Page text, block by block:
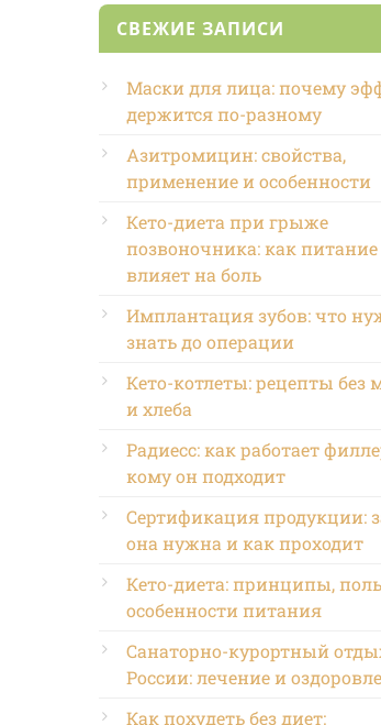
СВЕЖИЕ ЗАПИСИ
Маски для лица: почему
держится по-разному
Азитромицин: свойства,
применение и особенности
Кето-диета при грыже
позвоночника: как питание
влияет на боль
Имплантация зубов: что
знать до операции
Кето-котлеты: рецепты без
и хлеба
Радиесс: как работает
кому он подходит
Сертификация продукции:
она нужна и как проходит
Кето-диета: принципы,
особенности питания
Санаторно-курортный
России: лечение и
Как похудеть без диет: